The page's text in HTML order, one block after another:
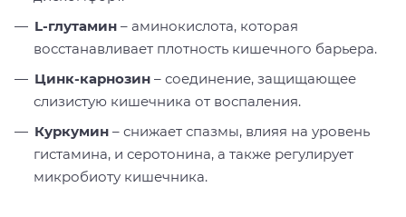
L-глутамин – аминокислота, которая
восстанавливает плотность кишечного барьера.
Цинк-карнозин – соединение, защищающее
слизистую кишечника от воспаления.
Куркумин – снижает спазмы, влияя на уровень
гистамина, и серотонина, а также регулирует
микробиоту кишечника.